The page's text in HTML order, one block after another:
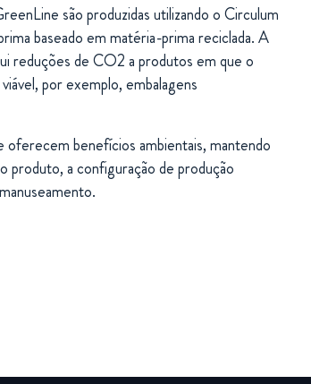
são produzidas utilizando o Circulum
baseado em matéria-prima reciclada. A
reduções de CO2 a produtos em que o
por exemplo, embalagens
oferecem benefícios ambientais, mantendo
produto, a configuração de produção